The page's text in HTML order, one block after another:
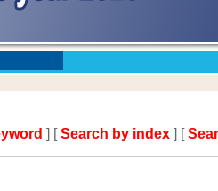
] [Search by index ] [